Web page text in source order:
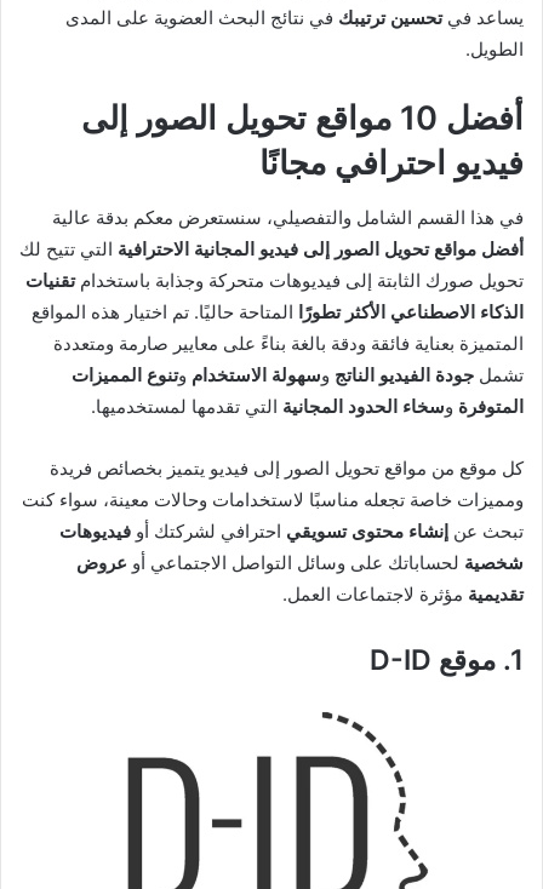
يساعد فيتحسين ترتيبك في نتائج البحث العضوية على المدى
الطويل.
أفضل 10 مواقع تحويل الصور إلى
فيديو احترافي مجانًا
في هذا القسم الشامل والتفصيلي، سنستعرض معكم بدقة عالية
أفضل مواقع تحويل الصور إلى فيديو المجانية الاحترافية التي تتيح لك
تحويل صورك الثابتة إلى فيديوهات متحركة وجذابة باستخدامتقنيات
الذكاء الاصطناعي الأكثر تطورًا المتاحة حاليًا. تم اختيار هذه المواقع
المتميزة بعناية فائقة ودقة بالغة بناءً على معايير صارمة ومتعددة
تشمل جودة الفيديو الناتج وسهولة الاستخدام وتنوع المميزات
المتوفرة وسخاء الحدود المجانية التي تقدمها لمستخدميها.
كل موقع من مواقع تحويل الصور إلى فيديو يتميز بخصائص فريدة
ومميزات خاصة تجعله مناسبًا لاستخدامات وحالات معينة، سواء كنت
تبحث عن إنشاء محتوى تسويقي احترافي لشركتك أو فيديوهات
شخصية لحساباتك على وسائل التواصل الاجتماعي أو عروض
تقديمية مؤثرة لاجتماعات العمل.
1. موقع D-ID